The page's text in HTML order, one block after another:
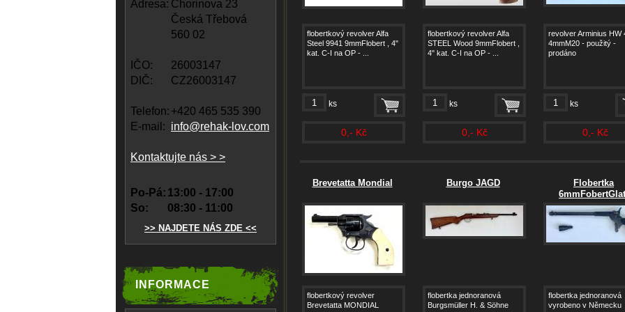
Adresa: Chorinova 23
Česká Třebová
560 02
IČO:
26003147
DIČ:
CZ26003147
Telefon: +420 465 535 390
E-mail: info@rehak-lov.com
Kontaktujte nás > >
Po-Pá: 13:00 - 17:00
So:
08:30 - 11:00
>> NAJDETE NÁS ZDE <<
INFORMACE
flobertkový revolver Alfa
Steel 9941 9mmFlobert , 4"
kat. C-I na OP - ...
ks
0,- Kč
flobertkový revolver Alfa
STEEL Wood 9mmFlobert ,
4" kat. C-I na OP - ...
ks
0,- Kč
revolver Arminius HW
4mmM20 - použitý -
prodáno
ks
0,- Kč
Brevetatta Mondial
flobertkový revolver
Brevetatta MONDIAL
Burgo JAGD
flobertka jednoranová
Burgsmüller H. & Söhne
Flobertka
flobertka jednoranová
vyrobeno v Německu